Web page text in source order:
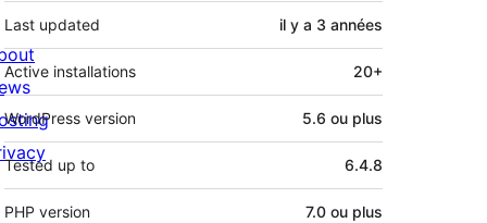
Last updated il y a 3 années
Active installations 20+
WordPress version 5.6 ou plus
Tested up to 6.4.8
PHP version 7.0 ou plus